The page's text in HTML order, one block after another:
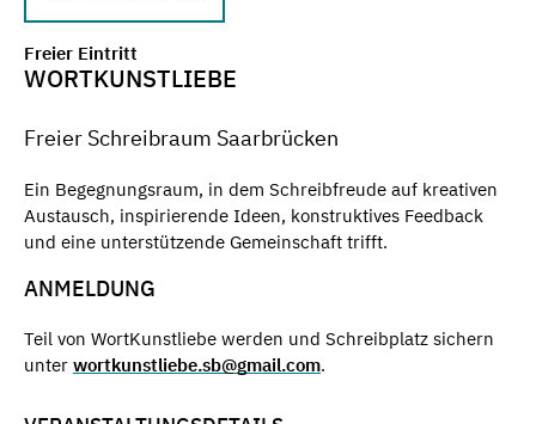
Freier Eintritt
WORTKUNSTLIEBE
Freier Schreibraum Saarbrücken
Ein Begegnungsraum, in dem Schreibfreude auf kreativen
Austausch, inspirierende Ideen, konstruktives Feedback
und eine unterstützende Gemeinschaft trifft.
ANMELDUNG
Teil von WortKunstliebe werden und Schreibplatz sichern
unter wortkunstliebe.sb@gmail.com.